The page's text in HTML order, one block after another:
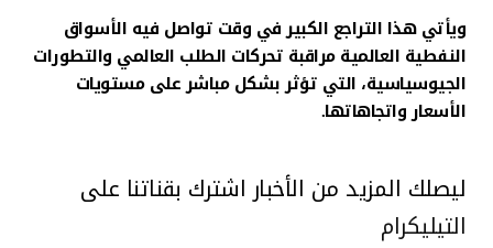
ويأتي هذا التراجع الكبير في وقت تواصل فيه الأسواق
النفطية العالمية مراقبة تحركات الطلب العالمي والتطورات
الجيوسياسية، التي تؤثر بشكل مباشر على مستويات
الأسعار واتجاهاتها.
ليصلك المزيد من الأخبار اشترك بقناتنا على
التيليكرام